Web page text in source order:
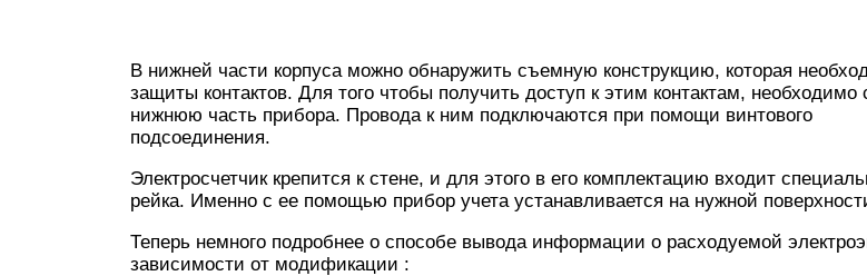
В нижней части корпуса можно обнаружить съемную конструкцию, которая
защиты контактов. Для того чтобы получить доступ к этим контактам, необходимо
нижнюю часть прибора. Провода к ним подключаются при помощи винтового
подсоединения.
Электросчетчик крепится к стене, и для этого в его комплектацию входит
рейка. Именно с ее помощью прибор учета устанавливается на нужной
Теперь немного подробнее о способе вывода информации о расходуемой
зависимости от модификации :